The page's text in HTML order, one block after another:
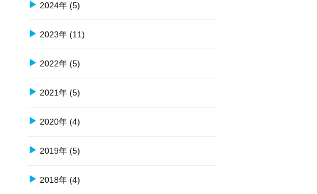
2024年 (5)
2023年 (11)
2022年 (5)
2021年 (5)
2020年 (4)
2019年 (5)
2018年 (4)